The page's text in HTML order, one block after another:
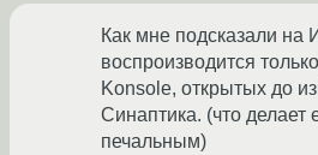
Как мне подсказали на
воспроизводится
Konsole, открытых до
Синаптика. (что делает
печальным)